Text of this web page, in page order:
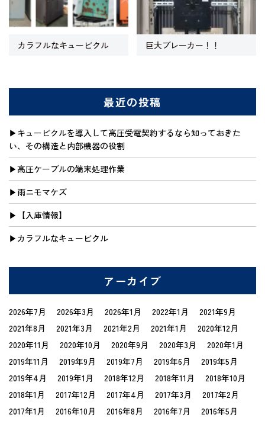
カラフルなキュービクル 巨大ブレーカー！！
最近の投稿
キュービクルを導入して高圧受電契約するなら知っておきた
い、その構造と内部機器の役割
高圧ケーブルの端末処理作業
雨ニモマケズ
【入庫情報】
カラフルなキュービクル
アーカイブ
2026年7月 2026年3月 2026年1月 2022年1月
2021年9月
2021年8月
2021年3月 2021年2月 2021年1月
2020年12月
2020年11月
2020年10月 2020年9月 2020年3月
2020年1月
2019年11月
2019年9月 2019年7月 2019年6月
2019年5月
2019年4月
2019年1月 2018年12月 2018年11月
2018年10月
2018年1月
2017年12月 2017年4月 2017年3月
2017年2月
2017年1月
2016年10月 2016年8月 2016年7月
2016年5月